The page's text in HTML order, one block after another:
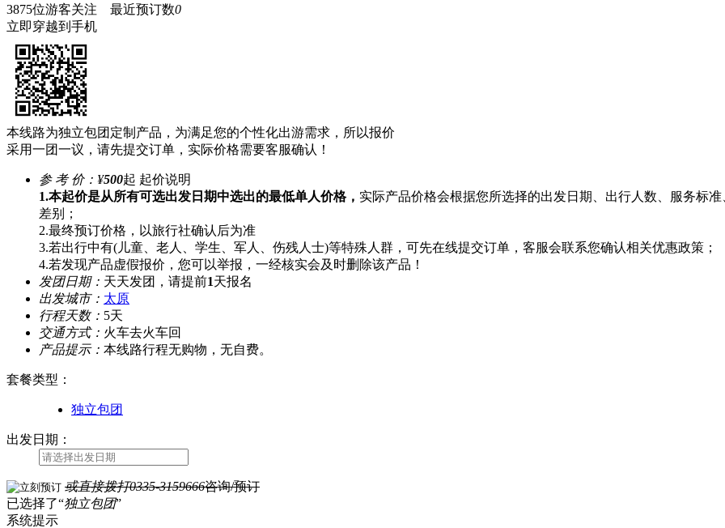
3875位游客关注 最近预订数0
立即穿越到手机
本线路为独立包团定制产品，为满足您的个性化出游需求，所以报价
采用一团一议，请先提交订单，实际价格需要客服确认！
参 考 价： ¥500起 起价说明
1.本起价是从所有可选出发日期中选出的最低单人价格， 实际产品价格会根据您所选择的出发日期、出行人数、服务标
差别；
2.最终预订价格，以旅行社确认后为准
3.若出行中有(儿童、老人、学生、军人、伤残人士)等特殊人群，可先在线提交订单，客服会联系您确认相关优惠政策；
4.若发现产品虚假报价，您可以举报，一经核实会及时删除该产品！
发团日期： 天天发团，请提前1天报名
出发城市： 太原
行程天数： 5天
交通方式： 火车去火车回
产品提示： 本线路行程无购物，无自费。
套餐类型 ：
独立包团
出发日期：
或直接拨打0335-3159666咨询/预订
已选择了“独立包团”
系统提示